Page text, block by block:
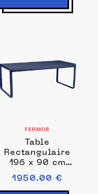
FERMOB
Table
Rectangulaire
196 x 90 cm
Bellevie en
Aluminium
1950.00 €